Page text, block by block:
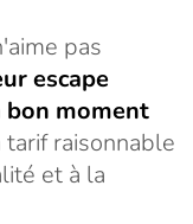
pas
escape
bon moment
raisonnable
et à la